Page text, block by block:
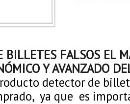
BILLETES FALSOS EL
Y AVANZADO
detector de
ya que es